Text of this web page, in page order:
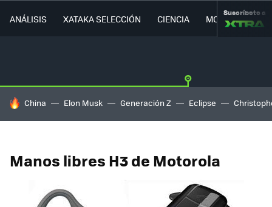
ANÁLISIS XATAKA SELECCIÓN CIENCIA MOVILIDAD
Suscríbete a
HOY SE HABLA DE
China Elon Musk Generación Z Eclipse
Manos libres H3 de Motorola